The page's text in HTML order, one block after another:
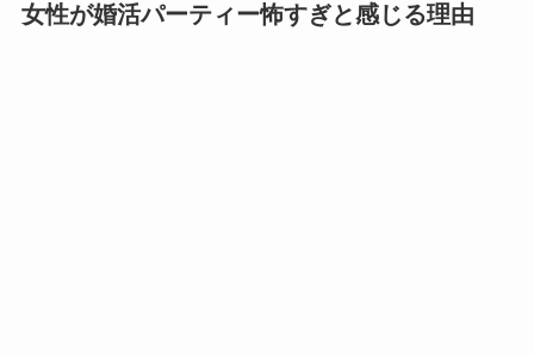
女性が婚活パーティー怖すぎと感じる理由